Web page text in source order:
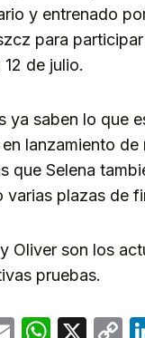
y entrenado
para
de julio.
ya saben lo que
lanzamiento
que Selena
varias plazas de
Oliver son los
pruebas.